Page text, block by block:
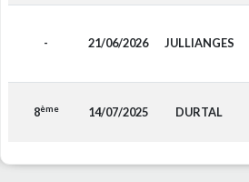
- 21/06/2026 JULLIANGES
8ème 14/07/2025 DURTAL